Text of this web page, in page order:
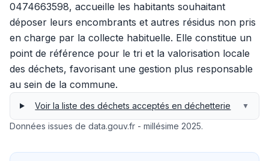
0474663598, accueille les habitants souhaitant
déposer leurs encombrants et autres résidus non pris
en charge par la collecte habituelle. Elle constitue un
point de référence pour le tri et la valorisation locale
des déchets, favorisant une gestion plus responsable
au sein de la commune.
Voir la liste des déchets acceptés en déchetterie ▼
Données issues de data.gouv.fr - millésime 2025.